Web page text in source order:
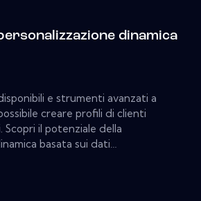
dinamica
e strumenti avanzati a
creare profili di clienti
Scopri il potenziale della
basata sui dati…